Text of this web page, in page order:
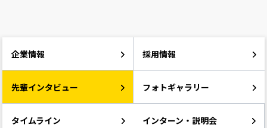
企業情報 採用情報
先輩インタビュー フォトギャラリー
タイムライン インターン・説明会